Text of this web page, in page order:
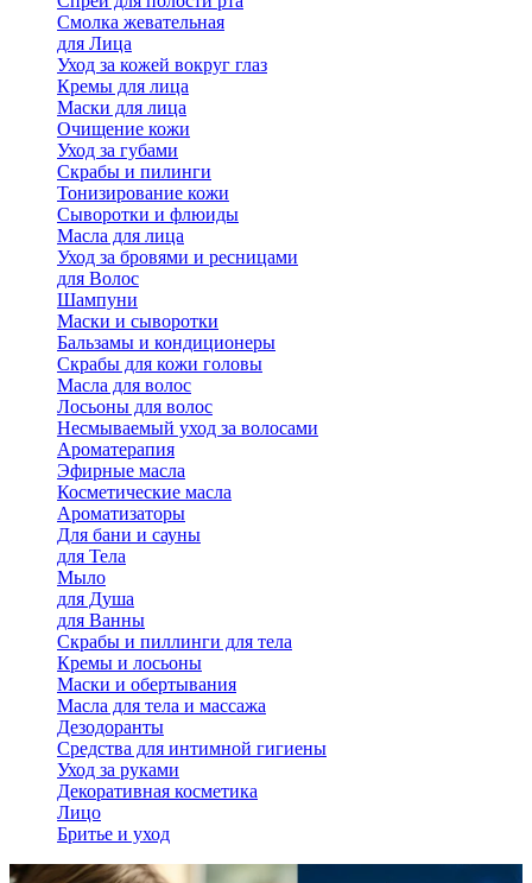
Смолка жевательная
для Лица
Уход за кожей вокруг глаз
Кремы для лица
Маски для лица
Очищение кожи
Уход за губами
Скрабы и пилинги
Тонизирование кожи
Сыворотки и флюиды
Масла для лица
Уход за бровями и ресницами
для Волос
Шампуни
Маски и сыворотки
Бальзамы и кондиционеры
Скрабы для кожи головы
Масла для волос
Лосьоны для волос
Несмываемый уход за волосами
Ароматерапия
Эфирные масла
Косметические масла
Ароматизаторы
Для бани и сауны
для Тела
Мыло
для Душа
для Ванны
Скрабы и пиллинги для тела
Кремы и лосьоны
Маски и обертывания
Масла для тела и массажа
Дезодоранты
Средства для интимной гигиены
Уход за руками
Декоративная косметика
Лицо
Бритье и уход